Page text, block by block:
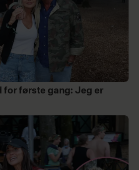
for første gang: Jeg er